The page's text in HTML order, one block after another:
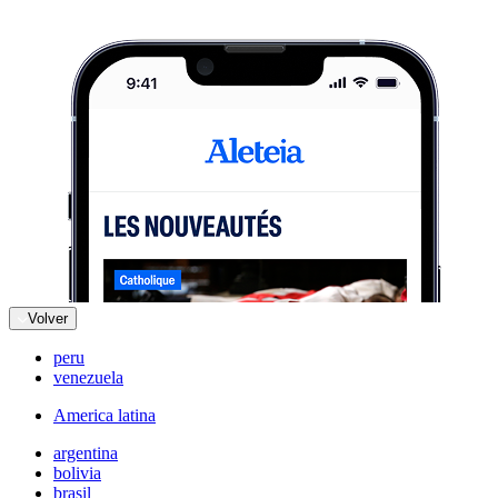
Volver
peru
venezuela
America latina
argentina
bolivia
brasil